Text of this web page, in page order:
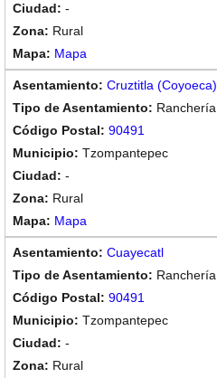
-
Rural
Mapa
Cruztitla (Coyoeca)
Ranchería
90491
Tzompantepec
-
Rural
Mapa
Cuayecatl
Ranchería
90491
Tzompantepec
-
Rural